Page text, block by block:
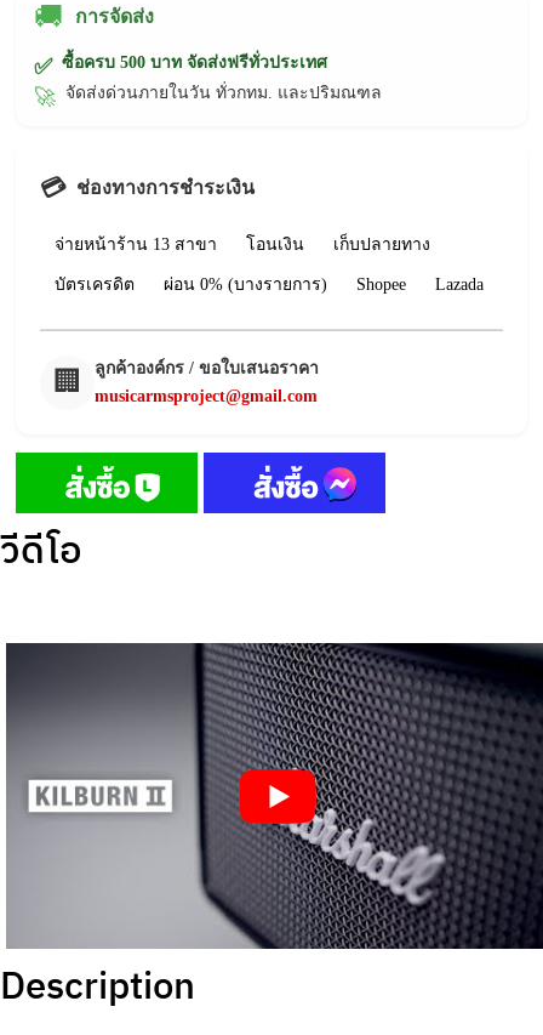
🚚 การจัดส่ง
✅ ซื้อครบ 500 บาท จัดส่งฟรีทั่วประเทศ
🚀 จัดส่งด่วนภายในวัน ทั่วกทม. และปริมณฑล
💳 ช่องทางการชำระเงิน
จ่ายหน้าร้าน 13 สาขา โอนเงิน เก็บปลายทาง
บัตรเครดิต ผ่อน 0% (บางรายการ) Shopee Lazada
🏢
ลูกค้าองค์กร / ขอใบเสนอราคา
musicarmsproject@gmail.com
วีดีโอ
Description